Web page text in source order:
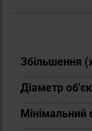
Докладніше
Збільшення
Діаметр
Мінімальний